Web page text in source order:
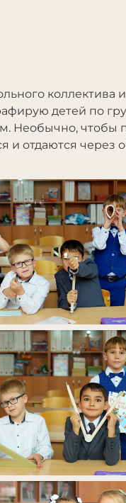
коллектива
детей по
Необычно, чтобы
и отдаются через